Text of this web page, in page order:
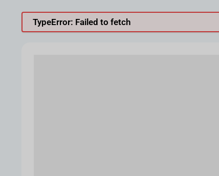
TypeError: Failed to fetch